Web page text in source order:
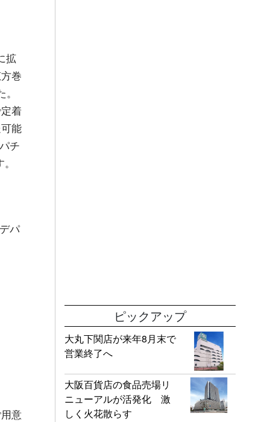
拡
巻
着
能
チ
パ
意
ピックアップ
大丸下関店が来年8月末で
営業終了へ
大阪百貨店の食品売場リ
ニューアルが活発化 激
しく火花散らす